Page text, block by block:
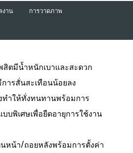
งาน การวาดภาพ
สิตมีน้ำหนักเบาและสะดวก
ารสั่นสะเทือนน้อยลง
ำให้ทั่งทนทานพร้อมการ
บพิเศษเพื่อยืดอายุการใช้งาน
นหน้า/ถอยหลังพร้อมการตั้งค่า